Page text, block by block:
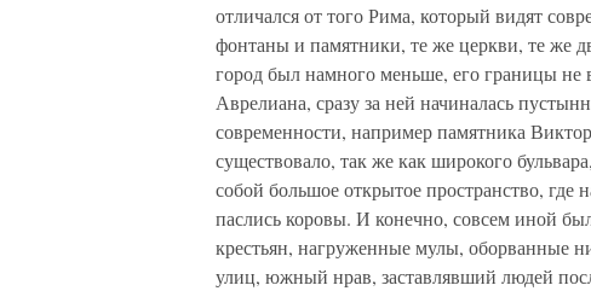
отличался от того Рима, который видят
фонтаны и памятники, те же церкви, те же
город был намного меньше, его границы не
Аврелиана, сразу за ней начиналась
современности, например памятника
существовало, так же как широкого
собой большое открытое пространство,
паслись коровы. И конечно, совсем иной
крестьян, нагруженные мулы, оборванные
улиц, южный нрав, заставлявший людей